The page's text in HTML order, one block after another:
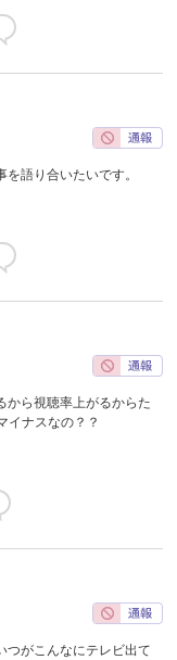
語り合いたいです。
から視聴率上がるからた
イナスなの？？
つがこんなにテレビ出て